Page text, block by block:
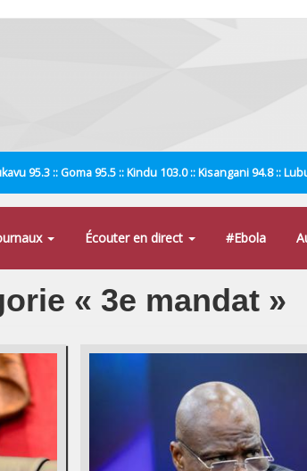
95.3 :: Goma 95.5 :: Kindu 103.0 :: Kisangani 94.8 ::
Écouter en direct #Ebola
« 3e mandat »